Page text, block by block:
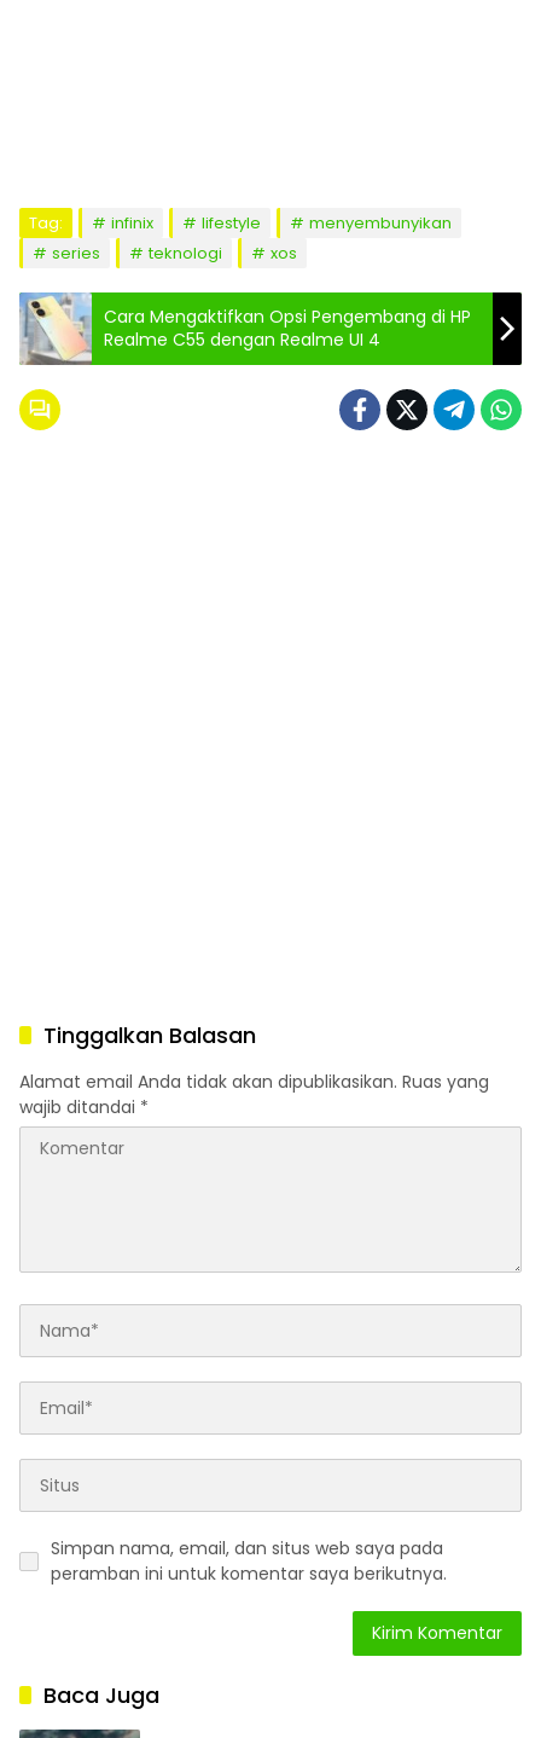
Tag: infinix lifestyle
menyembunyikan
series
teknologi xos
Cara Mengaktifkan Opsi Pengembang di HP
Realme C55 dengan Realme UI 4
Tinggalkan Balasan
Alamat email Anda tidak akan dipublikasikan. Ruas yang
wajib ditandai *
Simpan nama, email, dan situs web saya pada
peramban ini untuk komentar saya berikutnya.
Baca Juga